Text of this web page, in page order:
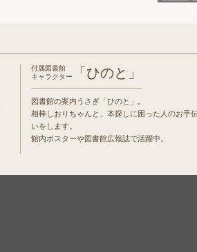
付属図書館
キャラクター
「ひのと」
図書館の案内うさぎ「ひのと」。
相棒しおりちゃんと、本探しに困った人のお手
いをします。
館内ポスターや図書館広報誌で活躍中。